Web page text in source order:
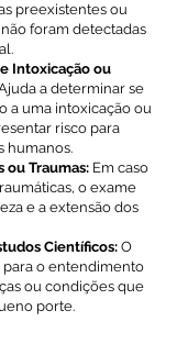
preexistentes ou
foram detectadas
Intoxicação ou
a determinar se
a uma intoxicação ou
risco para
humanos.
ou Traumas: Em caso
o exame
e a extensão dos
Científicos: O
o entendimento
ou condições que
porte.